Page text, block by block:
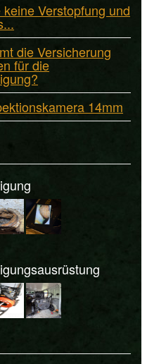
Verstopfung und
die Versicherung
für die
14mm